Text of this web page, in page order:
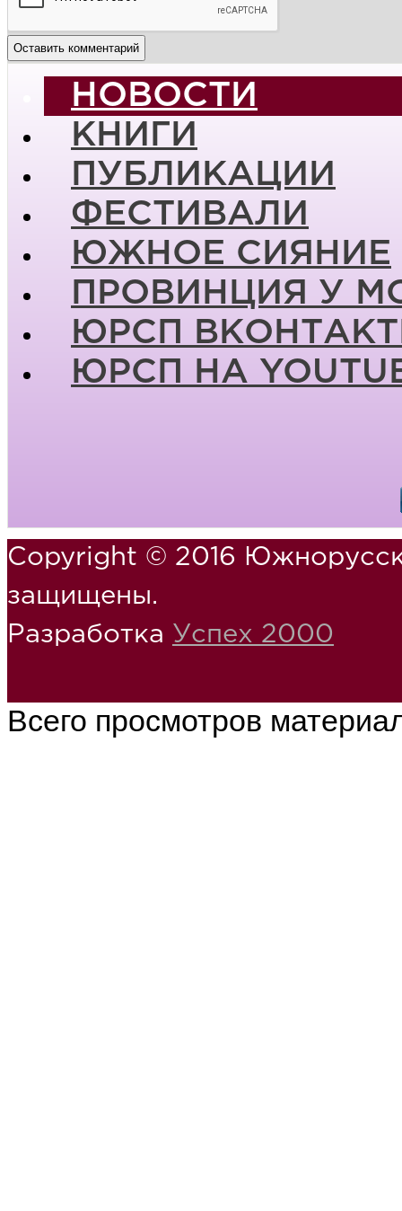
НОВОСТИ
КНИГИ
ПУБЛИКАЦИИ
ФЕСТИВАЛИ
ЮЖНОЕ СИЯНИЕ
ПРОВИНЦИЯ У
ЮРСП
ЮРСП НА
Copyright © 2016
защищены.
Разработка Успех 2000
Всего просмотров